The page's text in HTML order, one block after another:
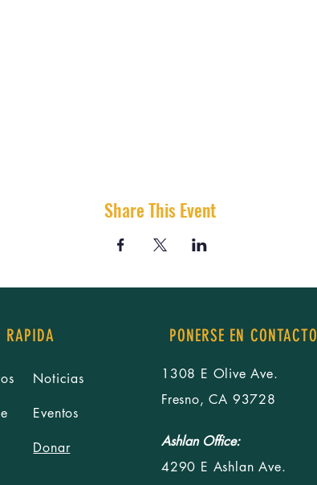
Share This Event
RAPIDA
Noticias
Eventos
Donar
PONERSE EN CONTACTO
1308 E Olive Ave.
Fresno, CA 93728
Ashlan Office:
4290 E Ashlan Ave.